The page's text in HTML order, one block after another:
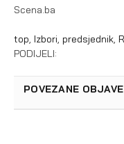
Scena.ba
top, Izbori, predsjednik,
PODIJELI:
POVEZANE OBJAVE